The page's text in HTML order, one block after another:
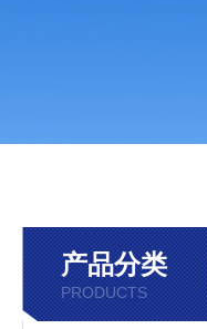
产品分类
PRODUCTS